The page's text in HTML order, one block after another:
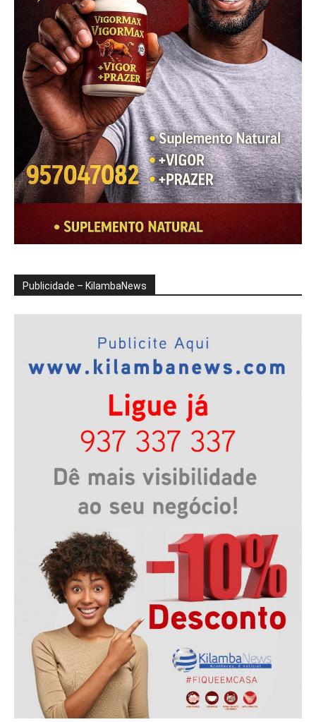
Publicidade – KilambaNews